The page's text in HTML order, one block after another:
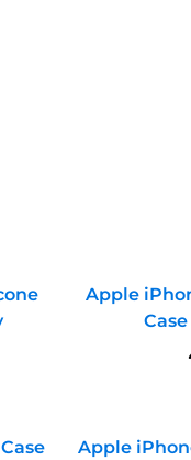
Apple
Apple